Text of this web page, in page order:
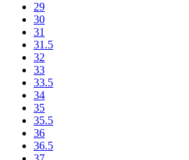
29
30
31
31.5
32
33
33.5
34
35
35.5
36
36.5